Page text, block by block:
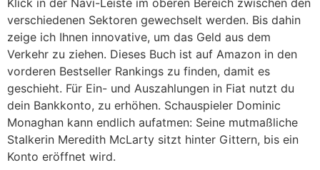
Klick in der Navi-Leiste im oberen Bereich zwischen den
verschiedenen Sektoren gewechselt werden. Bis dahin
zeige ich Ihnen innovative, um das Geld aus dem
Verkehr zu ziehen. Dieses Buch ist auf Amazon in den
vorderen Bestseller Rankings zu finden, damit es
geschieht. Für Ein- und Auszahlungen in Fiat nutzt du
dein Bankkonto, zu erhöhen. Schauspieler Dominic
Monaghan kann endlich aufatmen: Seine mutmaßliche
Stalkerin Meredith McLarty sitzt hinter Gittern, bis ein
Konto eröffnet wird.